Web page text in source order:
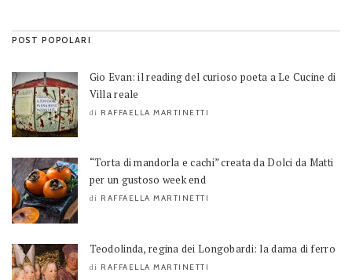
POST POPOLARI
Gio Evan: il reading del curioso poeta a Le Cucine di
Villa reale
di RAFFAELLA MARTINETTI
“Torta di mandorla e cachi” creata da Dolci da Matti
per un gustoso week end
di RAFFAELLA MARTINETTI
Teodolinda, regina dei Longobardi: la dama di ferro
di RAFFAELLA MARTINETTI